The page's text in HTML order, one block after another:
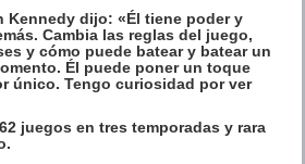
Kennedy dijo: «Él tiene poder y
Cambia las reglas del juego,
y cómo puede batear y batear un
Él puede poner un toque
único. Tengo curiosidad por ver
juegos en tres temporadas y rara